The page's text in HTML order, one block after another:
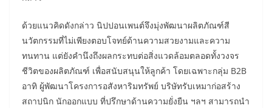
ด้วยแนวคิดดังกล่าว นิปปอนเพนต์จึงมุ่งพัฒนาผลิตภัณฑ์สี
นวัตกรรมที่ไม่เพียงตอบโจทย์ด้านความสวยงามและความ
ทนทาน แต่ยังคำนึงถึงผลกระทบต่อสิ่งแวดล้อมตลอดทั้งวงจร
ชีวิตของผลิตภัณฑ์ เพื่อสนับสนุนให้ลูกค้า โดยเฉพาะกลุ่ม B2B
อาทิ ผู้พัฒนาโครงการอสังหาริมทรัพย์ บริษัทรับเหมาก่อสร้าง
สถาปนิก นักออกแบบ ที่ปรึกษาด้านความยั่งยืน ฯลฯ สามารถนำ